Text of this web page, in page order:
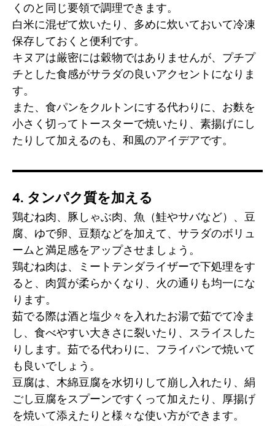
くのと同じ要領で調理できます。
白米に混ぜて炊いたり、多めに炊いておいて冷凍
保存しておくと便利です。
キヌアは厳密には穀物ではありませんが、プチプ
チとした食感がサラダの良いアクセントになりま
す。
また、食パンをクルトンにする代わりに、お麩を
小さく切ってトースターで焼いたり、素揚げにし
たりして加えるのも、和風のアイデアです。
4. タンパク質を加える
鶏むね肉、豚しゃぶ肉、魚（鮭やサバなど）、豆
腐、ゆで卵、豆類などを加えて、サラダのボリュ
ームと満足感をアップさせましょう。
鶏むね肉は、ミートテンダライザーで下処理をす
ると、肉質が柔らかくなり、火の通りも均一にな
ります。
茹でる際は酒と塩少々を入れたお湯で茹でて冷ま
し、食べやすい大きさに裂いたり、スライスした
りします。茹でる代わりに、フライパンで焼いて
も良いでしょう。
豆腐は、木綿豆腐を水切りして崩し入れたり、絹
ごし豆腐をスプーンですくって加えたり、厚揚げ
を焼いて添えたりと様々な使い方ができます。